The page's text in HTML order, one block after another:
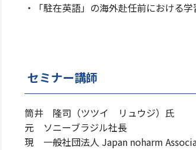
・「駐在英語」の海外赴任前における
セミナー講師
筒井 隆司（ツツイ リュウジ）氏
元 ソニーブラジル社長
現 一般社団法人 Japan noharm